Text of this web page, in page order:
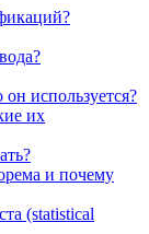
используется?
их
и почему
(statistical